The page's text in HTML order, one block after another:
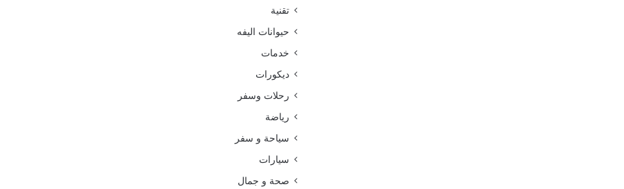
تقنية
حيوانات اليفه
خدمات
ديكورات
رحلات وسفر
رياضة
سياحة و سفر
سيارات
صحة و جمال